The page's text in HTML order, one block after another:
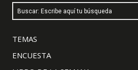
Buscar: Escribe aquí tu búsqueda
TEMAS
ENCUESTA